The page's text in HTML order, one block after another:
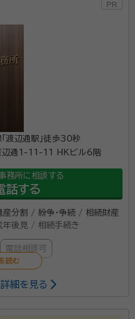
渡辺通駅」徒歩30秒
辺通1-11-11 HKビル6階
務所に相談する
話する
分割 / 紛争・争続 / 相続財産
後見 / 相続手続き
電話相談可
細を見る